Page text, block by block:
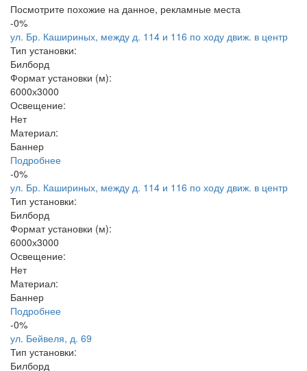
Посмотрите похожие на данное, рекламные места
-0%
ул. Бр. Кашириных, между д. 114 и 116 по ходу движ. в центр
Тип установки:
Билборд
Формат установки (м):
6000х3000
Освещение:
Нет
Материал:
Баннер
Подробнее
-0%
ул. Бр. Кашириных, между д. 114 и 116 по ходу движ. в центр
Тип установки:
Билборд
Формат установки (м):
6000х3000
Освещение:
Нет
Материал:
Баннер
Подробнее
-0%
ул. Бейвеля, д. 69
Тип установки:
Билборд